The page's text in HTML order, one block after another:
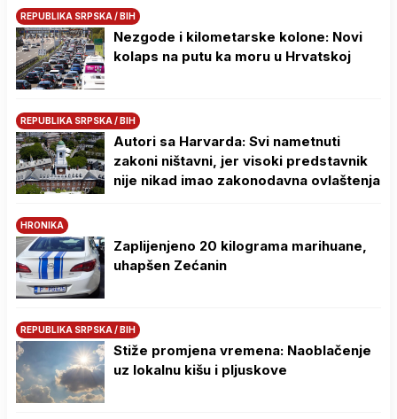
REPUBLIKA SRPSKA / BIH
Nezgode i kilometarske kolone: Novi
kolaps na putu ka moru u Hrvatskoj
REPUBLIKA SRPSKA / BIH
Autori sa Harvarda: Svi nametnuti
zakoni ništavni, jer visoki predstavnik
nije nikad imao zakonodavna ovlaštenja
HRONIKA
Zaplijenjeno 20 kilograma marihuane,
uhapšen Zećanin
REPUBLIKA SRPSKA / BIH
Stiže promjena vremena: Naoblačenje
uz lokalnu kišu i pljuskove